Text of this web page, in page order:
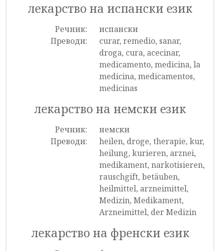
лекарство на испански език
Речник:
испански
Преводи:
curar, remedio, sanar,
droga, cura, acecinar,
medicamento, medicina, la
medicina, medicamentos,
medicinas
лекарство на немски език
Речник:
немски
Преводи:
heilen, droge, therapie, kur,
heilung, kurieren, arznei,
medikament, narkotisieren,
rauschgift, betäuben,
heilmittel, arzneimittel,
Medizin, Medikament,
Arzneimittel, der Medizin
лекарство на френски език